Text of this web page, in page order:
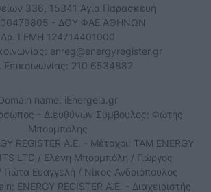
336, 15341 Αγία Παρασκευή
- ΔΟΥ ΦΑΕ ΑΘΗΝΩΝ
Αρ. ΓΕΜΗ 124714401000
enreg@energyregister.gr
Επικοινωνίας: 210 6534882
name: iEnergeia.gr
- Διευθύνων Σύμβουλος: Φώτης
Μπορμπόλης
REGISTER Α.Ε. - Μέτοχοι: TAM ENERGY
LTD / Ελένη Μπορμπόλη / Γιώργος
Γιώτα Ευαγγελή / Νίκος Ανδριόπουλος
ENERGY REGISTER Α.Ε. - Διαχειριστής